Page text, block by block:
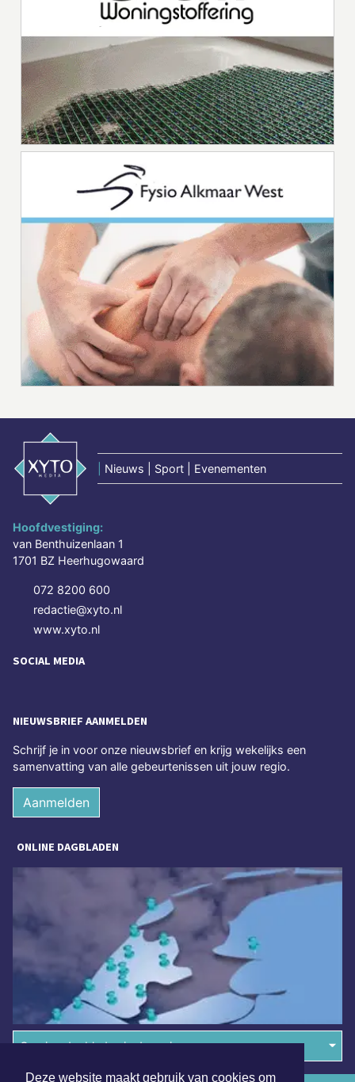
Deze website maakt gebruik van cookies om
Nieuws | Sport | Evenementen
Hoofdvestiging:
van Benthuizenlaan 1
1701 BZ Heerhugowaard
072 8200 600
redactie@xyto.nl
www.xyto.nl
SOCIAL MEDIA
NIEUWSBRIEF AANMELDEN
Schrijf je in voor onze nieuwsbrief en krijg wekelijks een
samenvatting van alle gebeurtenissen uit jouw regio.
Aanmelden
ONLINE DAGBLADEN
Overige dagbladen in de regio